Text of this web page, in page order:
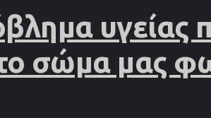
υγείας
σώμα μας